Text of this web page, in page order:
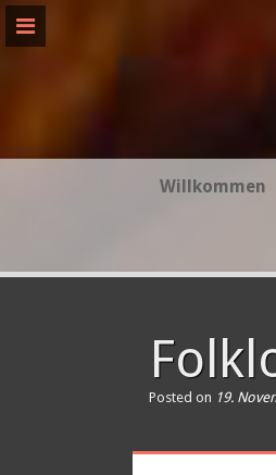
Skip
Willkommen
Posted on 19.